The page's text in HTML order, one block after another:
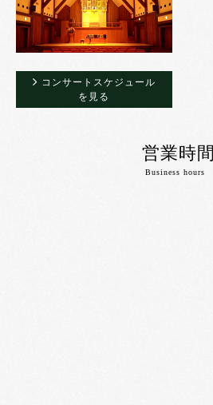
コンサートスケジュール
を見る
営業時間
Business hours